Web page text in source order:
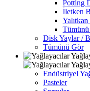
Potting
İletken
Disk Yaylar /
Tümünü Gör
Endüstriyel
Pasteler